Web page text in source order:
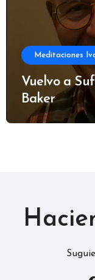
Meditaciones
Vuelvo a
Baker